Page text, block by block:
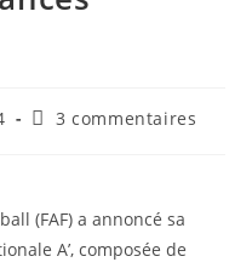
Commentaires
3 commentaires
(FAF) a annoncé sa
A’, composée de